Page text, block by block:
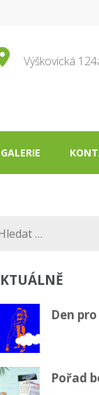
Výškovická
Den
Pořad